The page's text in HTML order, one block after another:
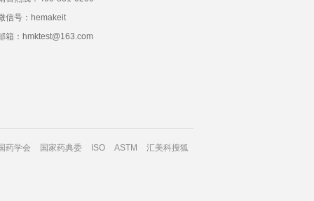
信号：hemakeit
箱：hmktest@163.com
药学会 国家药典委 ISO ASTM 汇美科搜狐